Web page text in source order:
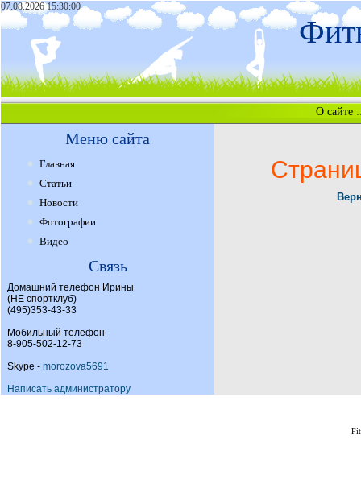
07.08.2026 15:30:00
О сайте
Меню сайта
Главная
Статьи
Новости
Фотографии
Видео
Связь
Домашний телефон Ирины
(НЕ спортклуб)
(495)353-43-33
Мобильный телефон
8-905-502-12-73
Skype - morozova5691
Написать администратору